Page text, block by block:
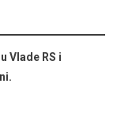
Vlade RS i